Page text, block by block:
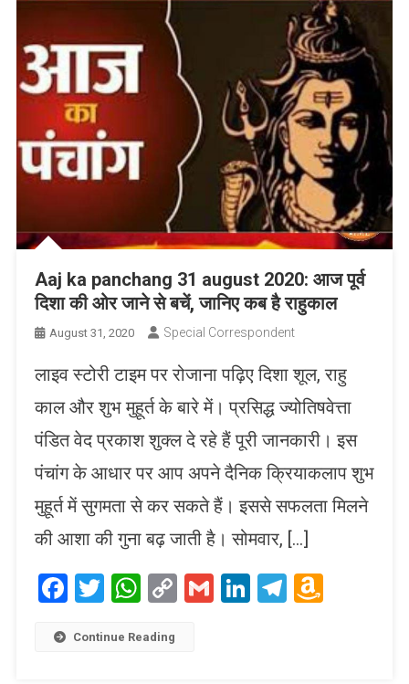
Aaj ka panchang 31 august 2020: आज पूर्व
दिशा की ओर जाने से बचें, जानिए कब है राहुकाल
August 31, 2020 Special Correspondent
लाइव स्टोरी टाइम पर रोजाना पढ़िए दिशा शूल, राहु
काल और शुभ मुहूर्त के बारे में। प्रसिद्ध ज्योतिषवेत्ता
पंडित वेद प्रकाश शुक्ल दे रहे हैं पूरी जानकारी। इस
पंचांग के आधार पर आप अपने दैनिक क्रियाकलाप शुभ
मुहूर्त में सुगमता से कर सकते हैं। इससे सफलता मिलने
की आशा की गुना बढ़ जाती है। सोमवार, […]
Facebook
TwitterWhatsApp
CopyGmailLinkedIn
Telegram
Continue Reading